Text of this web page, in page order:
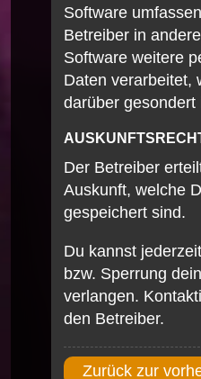
Software
Betreiber in
Software weitere
Daten verarbeitet,
darüber gesondert
Der Betreiber
Auskunft, welche
gespeichert sind.
Du kannst
bzw. Sperrung
verlangen.
den Betreiber.
Zurück zur